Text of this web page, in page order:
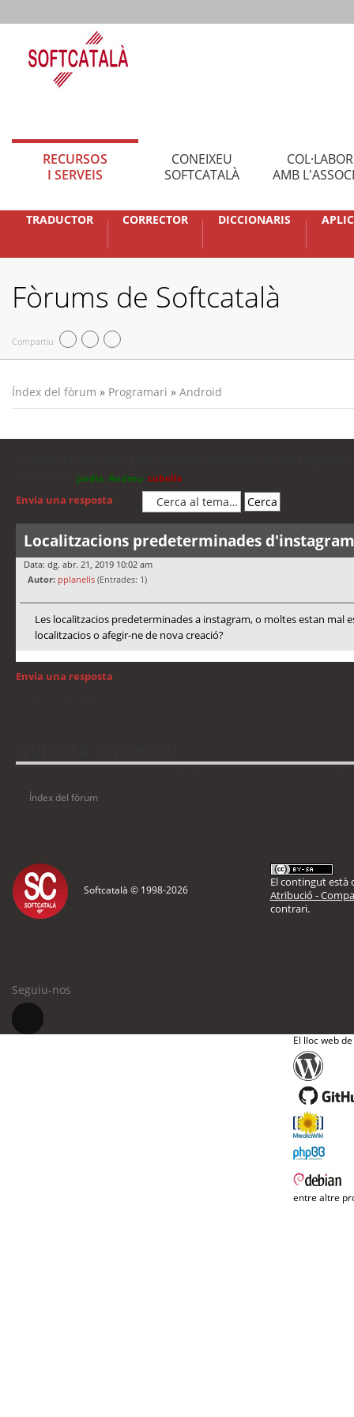
RECURSOS
I SERVEIS
CONEIXEU
SOFTCATALÀ
AMB
TRADUCTOR CORRECTOR DICCIONARIS
Fòrums de Softcatalà
Compartiu
Índex del fòrum » Programari » Android
jordis Andreu cubells
Envia una resposta
Localitzacions predeterminades d'instagram
Data: dg. abr. 21, 2019 10:02 am
Autor: pplanells (Entrades: 1)
Les localitzacios predeterminades a instagram, o moltes estan mal
localitzacios o afegir-ne de nova creació?
Envia una resposta
Índex del fòrum
Softcatalà © 1998-2026
El contingut està
Atribució -
contrari.
Seguiu-nos
El lloc web
entre altre